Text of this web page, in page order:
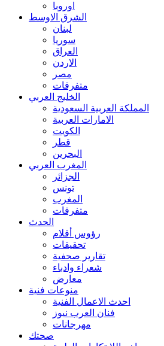
اوروبا
الشرق الاوسط
لبنان
سوريا
العراق
الاردن
مصر
متفرقات
الخليج العربي
المملكة العربية السعودية
الامارات العربية
الكويت
قطر
البحرين
المغرب العربي
الجزائر
تونس
المغرب
متفرقات
الحدث
رؤوس أقلام
تحقيقات
تقارير صحفية
شعراء وادباء
معارض
منوعات فنية
احدث الاعمال الفنية
فنان العرب نيوز
مهرجانات
صحتك